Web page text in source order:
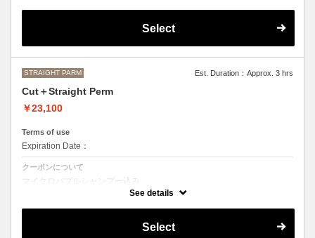
M ¥＋1100 L¥＋1650 LL¥＋2200
Select
STRAIGHT PARM Est. Duration：Approx. 3 hrs
Cut＋Straight Perm
￥23,100
Terms of use
Expiration Date：
クーポンについて
マイクロバブルシャンプー込み
カット＋ストレートパーマ、縮毛矯正、ボリュームダウン
で、ご来店いただいた際にご相談させて頂きます。
●髪の長さにより別途ロング料金を頂戴いたします。
See details
Select